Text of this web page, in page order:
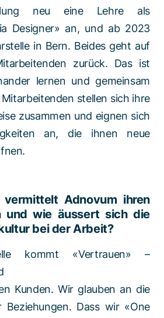
neu eine Lehre als
Designer» an, und ab 2023
in Bern. Beides geht auf
zurück. Das ist
lernen und gemeinsam
stellen sich ihre
zusammen und eignen sich
an, die ihnen neue
Adnovum ihren
und wie äussert sich die
bei der Arbeit?
kommt «Vertrauen» –
Kunden. Wir glauben an die
Beziehungen. Dass wir «One